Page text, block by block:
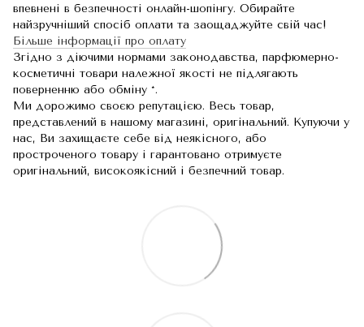
впевнені в безпечності онлайн-шопінгу. Обирайте
найзручніший спосіб оплати та заощаджуйте свій час!
Більше інформації про оплату
Згідно з діючими нормами законодавства, парфюмерно-
косметичні товари належної якості не підлягають
поверненню або обміну *.
Ми дорожимо своєю репутацією. Весь товар,
представлений в нашому магазині, оригінальний. Купуючи у
нас, Ви захищаєте себе від неякісного, або
простроченого товару і гарантовано отримуєте
оригінальний, високоякісний і безпечний товар.